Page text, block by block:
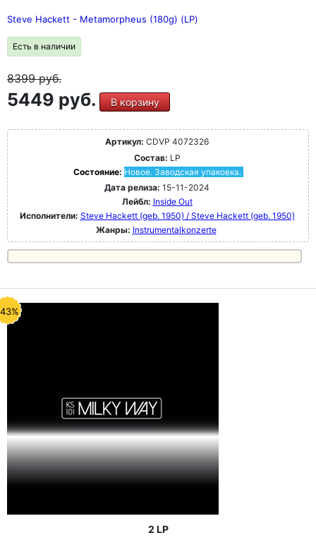
Steve Hackett - Metamorpheus (180g) (LP)
Есть в наличии
8399руб.
5449 руб. В корзину
Артикул: CDVP 4072326
Состав: LP
Состояние: Новое. Заводская упаковка.
Дата релиза: 15-11-2024
Лейбл: Inside Out
Исполнители: Steve Hackett (geb. 1950) / Steve Hackett (geb. 1950)
Жанры: Instrumentalkonzerte
2 LP